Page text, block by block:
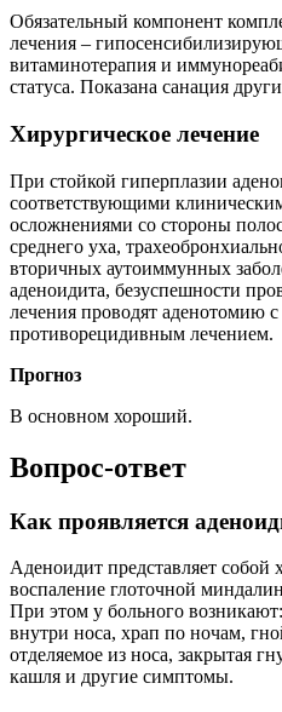
Обязательный компонент
лечения –
витаминотерапия и
статуса. Показана санация
Хирургическое лечение
При стойкой гиперплазии
соответствующими
осложнениями со стороны
среднего уха,
вторичных аутоиммунных
аденоидита, безуспешности
лечения проводят аденотомию
противорецидивным лечением.
Прогноз
В основном хороший.
Вопрос-ответ
Как проявляется
Аденоидит представляет собой
воспаление глоточной
При этом у больного
внутри носа, храп по ночам,
отделяемое из носа, закрытая
кашля и другие симптомы.